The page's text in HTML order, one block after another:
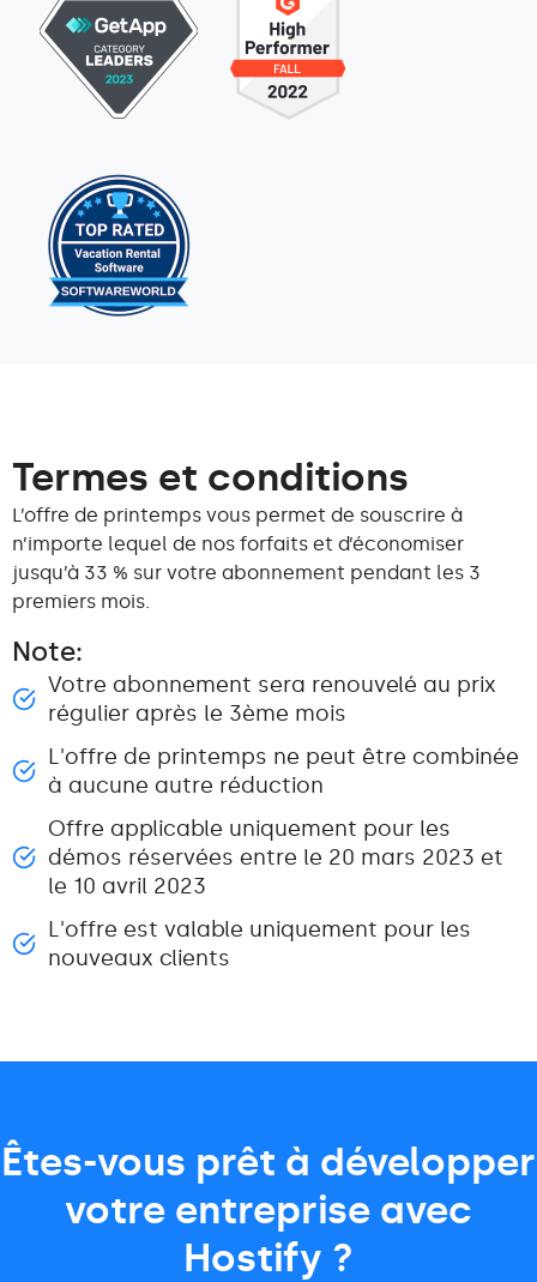
Termes et conditions
L’offre de printemps vous permet de souscrire à
n’importe lequel de nos forfaits et d’économiser
jusqu’à 33 % sur votre abonnement pendant les 3
premiers mois.
Note:
Votre abonnement sera renouvelé au prix
régulier après le 3ème mois
L'offre de printemps ne peut être combinée
à aucune autre réduction
Offre applicable uniquement pour les
démos réservées entre le 20 mars 2023 et
le 10 avril 2023
L'offre est valable uniquement pour les
nouveaux clients
Êtes-vous prêt à développer
votre entreprise avec
Hostify ?